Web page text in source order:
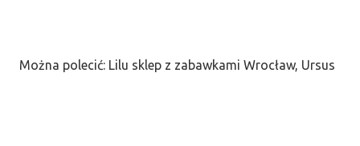
Można polecić: Lilu sklep z zabawkami Wrocław, Ursus